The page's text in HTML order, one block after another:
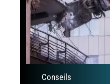
Conseils